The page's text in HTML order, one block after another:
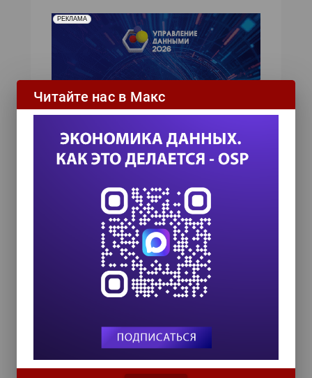
РЕКЛАМА
ИТ-календарь
III Международный технологический конгресс
8 сентября 2026
TEAM LEAD TODAY 2026
10 сентября 2026
18 сентября 2026
Управление данными 2026
24 сентября 2026
Читайте нас в Макс